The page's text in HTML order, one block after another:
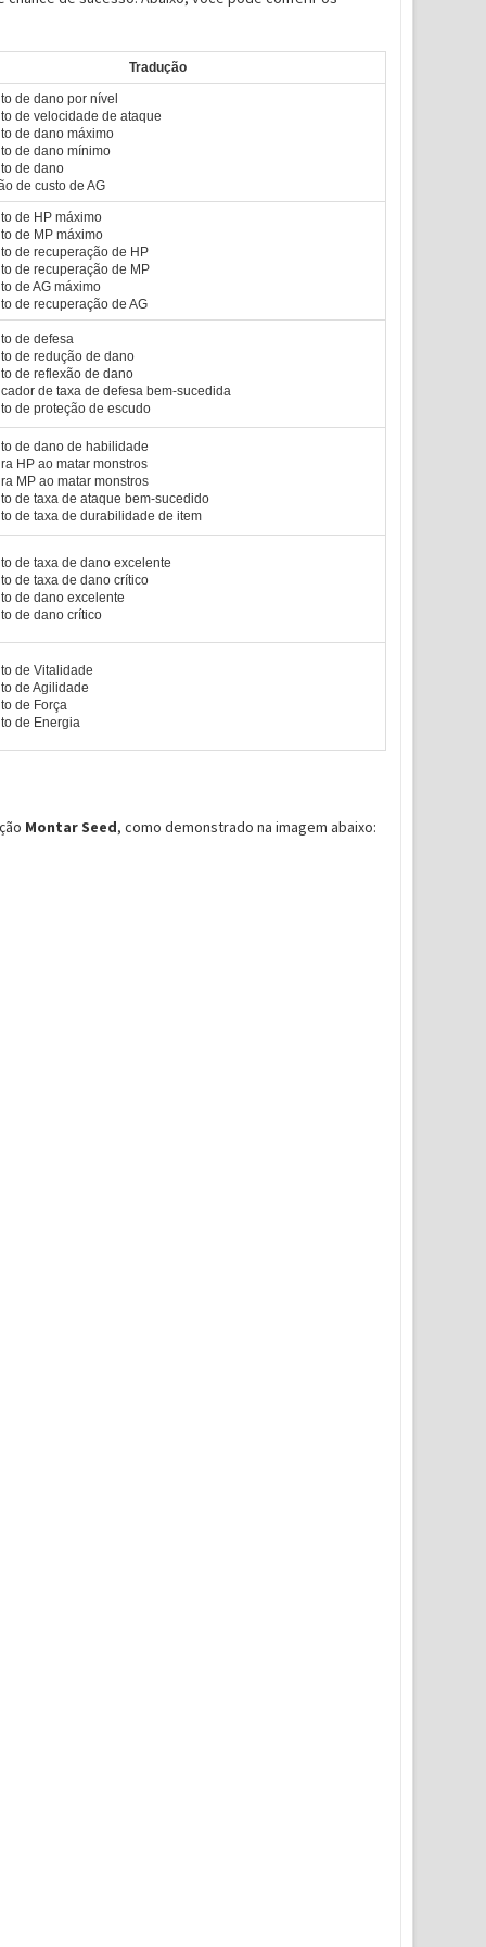
Tradução
de dano por nível
de velocidade de ataque
de dano máximo
de dano mínimo
de dano
de custo de AG
de HP máximo
de MP máximo
de recuperação de HP
de recuperação de MP
de AG máximo
de recuperação de AG
de defesa
de redução de dano
de reflexão de dano
de taxa de defesa bem-sucedida
de proteção de escudo
de dano de habilidade
HP ao matar monstros
MP ao matar monstros
de taxa de ataque bem-sucedido
de taxa de durabilidade de item
de taxa de dano excelente
de taxa de dano crítico
de dano excelente
de dano crítico
de Vitalidade
de Agilidade
de Força
de Energia
Montar Seed, como demonstrado na imagem abaixo: